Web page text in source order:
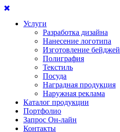
Услуги
Разработка дизайна
Нанесение логотипа
Изготовление бейджей
Полиграфия
Текстиль
Посуда
Наградная продукция
Наружная реклама
Каталог продукции
Портфолио
Запрос Он-лайн
Контакты